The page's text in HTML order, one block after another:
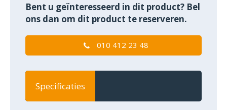
Bent u geïnteresseerd in dit product? Bel
ons dan om dit product te reserveren.
010 412 23 48
Specificaties